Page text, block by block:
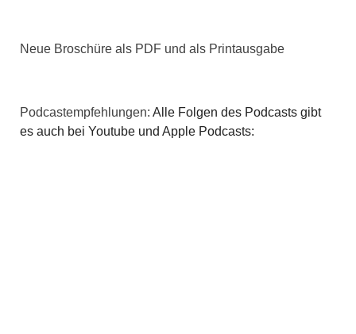
Neue Broschüre als PDF und als Printausgabe
Podcastempfehlungen: Alle Folgen des Podcasts gibt
es auch bei Youtube und Apple Podcasts: